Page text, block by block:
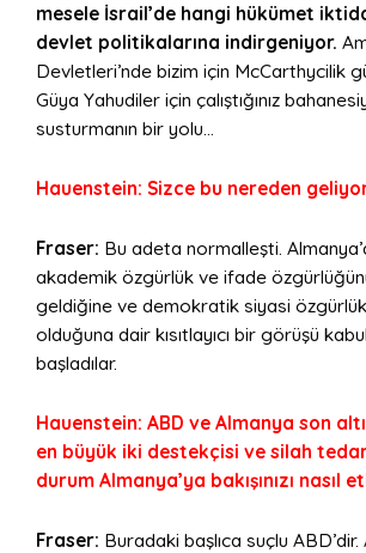
mesele İsrail’de hangi hükümet
devlet politikalarına indirgeniyor.
Devletleri’nde bizim için McCarthycilik
Güya Yahudiler için çalıştığınız
susturmanın bir yolu…
Hauenstein: Sizce bu nereden
Fraser: Bu adeta normalleşti.
akademik özgürlük ve ifade
geldiğine ve demokratik siyasi
olduğuna dair kısıtlayıcı bir görüşü
başladılar.
Hauenstein: ABD ve Almanya son
en büyük iki destekçisi ve silah
durum Almanya’ya bakışınızı nasıl
Fraser: Buradaki başlıca suçlu ABD’dir.